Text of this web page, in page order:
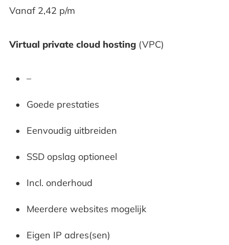
Vanaf 2,42 p/m
Virtual private cloud hosting(VPC)
–
Goede prestaties
Eenvoudig uitbreiden
SSD opslag optioneel
Incl. onderhoud
Meerdere websites mogelijk
Eigen IP adres(sen)